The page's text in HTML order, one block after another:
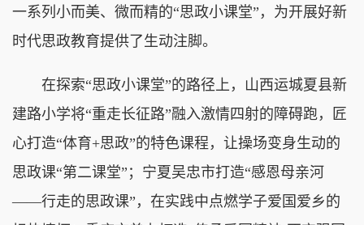
一系列小而美、微而精的“思政小课堂”，为开展好新
时代思政教育提供了生动注脚。
在探索“思政小课堂”的路径上，山西运城夏县新
建路小学将“重走长征路”融入激情四射的障碍跑，匠
心打造“体育+思政”的特色课程，让操场变身生动的
思政课“第二课堂”；宁夏吴忠市打造“感恩母亲河
——行走的思政课”，在实践中点燃学子爱国爱乡的